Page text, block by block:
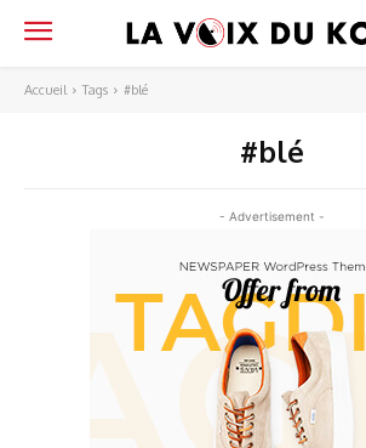
Accueil Tags #blé
#blé
- Advertisement -